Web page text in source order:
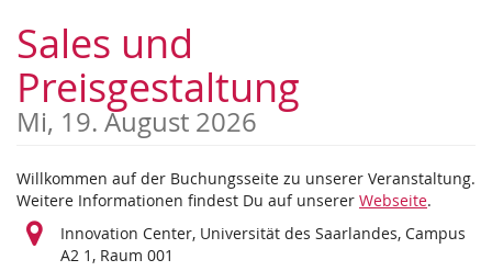
Haupt-
Inhalt
springen
Sales und
Preisgestaltung
Mi, 19. August 2026
Willkommen auf der Buchungsseite zu unserer Veranstaltung.
Weitere Informationen findest Du auf unserer Webseite.
Innovation Center, Universität des Saarlandes, Campus
A2 1, Raum 001